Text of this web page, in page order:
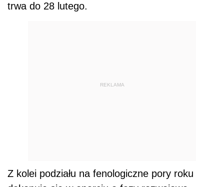
trwa do 28 lutego.
REKLAMA
Z kolei podziału na fenologiczne pory roku